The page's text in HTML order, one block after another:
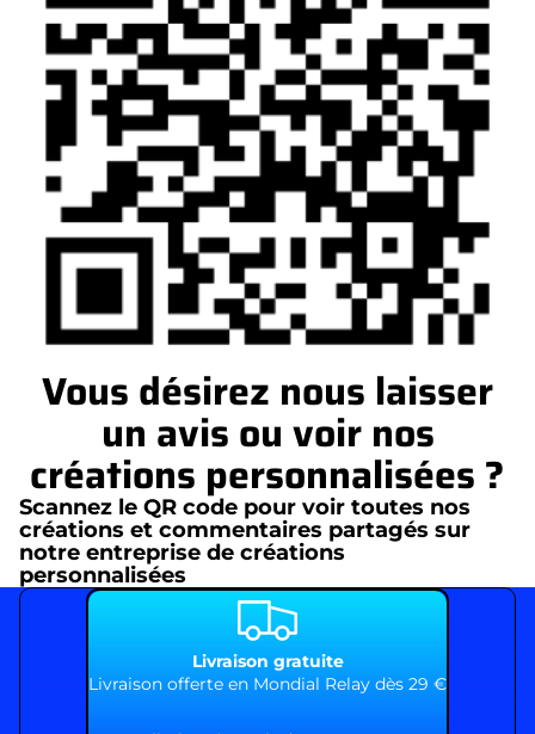
Vous désirez nous laisser
un avis ou voir nos
créations personnalisées ?
Scannez le QR code pour voir toutes nos
créations et commentaires partagés sur
notre entreprise de créations
personnalisées
Livraison gratuite
Livraison offerte en Mondial Relay dès 29 €